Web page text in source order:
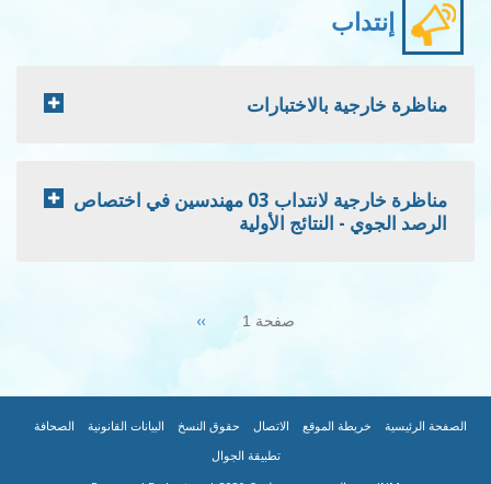
إنتداب
مناظرة خارجية بالاختبارات
مناظرة خارجية لانتداب 03 مهندسين في اختصاص
الرصد الجوي - النتائج الأولية
صفحة 1 Next
››
FOOTER
الصفحة الرئيسية خريطة الموقع الاتصال حقوق النسخ البيانات القانونية الصحافة
تطبيقة الجوال